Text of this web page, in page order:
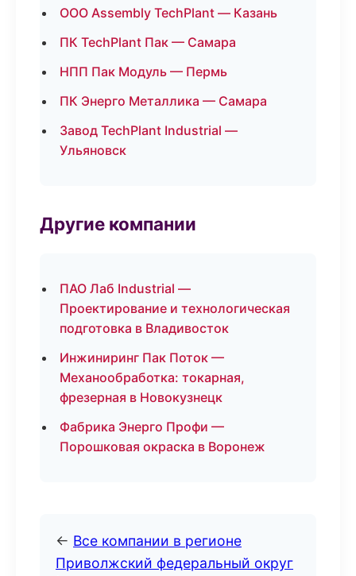
ООО Assembly TechPlant — Казань
ПК TechPlant Пак — Самара
НПП Пак Модуль — Пермь
ПК Энерго Металлика — Самара
Завод TechPlant Industrial —
Ульяновск
Другие компании
ПАО Лаб Industrial —
Проектирование и технологическая
подготовка в Владивосток
Инжиниринг Пак Поток —
Механообработка: токарная,
фрезерная в Новокузнецк
Фабрика Энерго Профи —
Порошковая окраска в Воронеж
← Все компании в регионе
Приволжский федеральный округ